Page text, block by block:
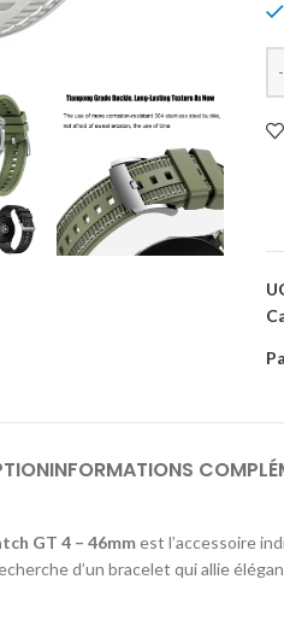
INFORMATIONS
GT 4 – 46mmest l’accessoire
d’un bracelet qui allie